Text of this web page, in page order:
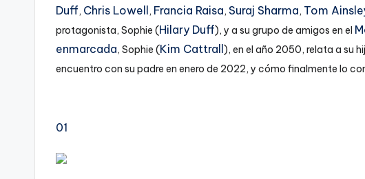
Duff, Chris Lowell , Francia Raisa, Suraj Sharma, Tom
protagonista, Sophie (Hilary Duff), y a su grupo de amigos en el
enmarcada, Sophie (Kim Cattrall ), en el año 2050, relata a su
encuentro con su padre en enero de 2022, y cómo finalmente lo
01